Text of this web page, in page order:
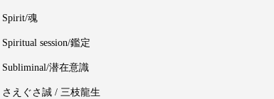
Spirit/魂
Spiritual session/鑑定
Subliminal/潜在意識
さえぐさ誠 / 三枝龍生